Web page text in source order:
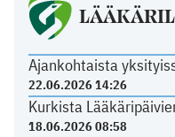
Ajankohtaista
22.06.2026 14:26
Kurkista
18.06.2026 08:58